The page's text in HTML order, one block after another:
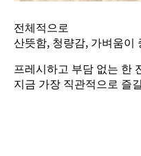
전체적으로
산뜻함, 청량감, 가벼움이
프레시하고 부담 없는 한
지금 가장 직관적으로 즐